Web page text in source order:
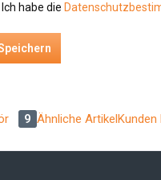
Ich habe die
9 Ähnliche Artikel